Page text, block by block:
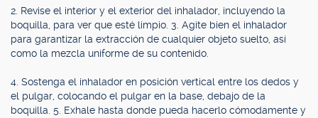
2. Revise el interior y el exterior del inhalador, incluyendo la
boquilla, para ver que esté limpio. 3. Agite bien el inhalador
para garantizar la extracción de cualquier objeto suelto, así
como la mezcla uniforme de su contenido.
4. Sostenga el inhalador en posición vertical entre los dedos y
el pulgar, colocando el pulgar en la base, debajo de la
boquilla. 5. Exhale hasta donde pueda hacerlo cómodamente y